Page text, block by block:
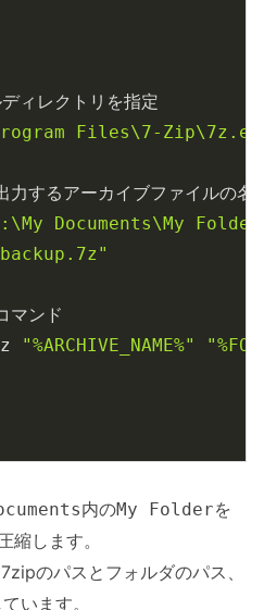
Files\7-
Documents\My
"%ARCHIVE_NAME%"
内のMy Folderを
縮します。
のパスとフォルダのパス、
います。